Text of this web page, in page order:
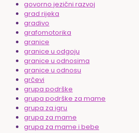
govorno jezični razvoj
grad rijeka
gradivo
grafomotorika
granice
granice u odgoju
granice u odnosima
granice u odnosu
grčevi
grupa podrške
grupa podrške za mame
grupa za igru
grupa za mame
grupa za mame i bebe